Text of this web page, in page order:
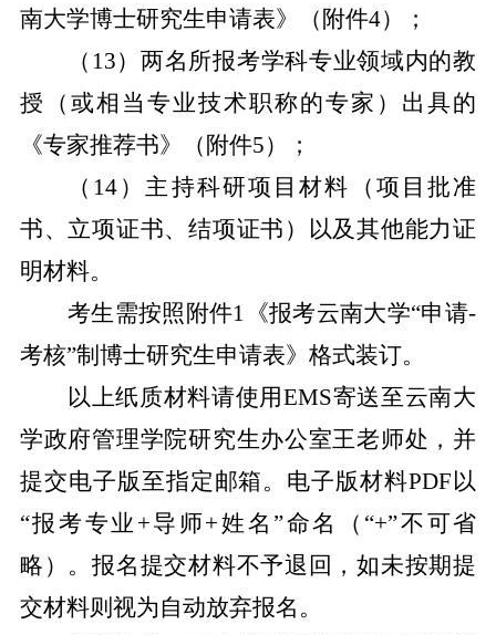
南大学博士研究生申请表》（附件4）；
（ 13）两名所报考学科专业领域内的教
授（或相当专业技术职称的专家）出具的
《专家推荐书》（附件5）；
（ 14 ）主持科研项目材料（项目批准
书、立项证书、结项证书）以及其他能力证
明材料。
考生需按照附件1 《报考云南大学“申请-
考核”制博士研究生申请表》格式装订。
以上纸质材料请使用EMS寄送至云南大
学政府管理学院研究生办公室王老师处，并
提交电子版至指定邮箱。电子版材料PDF 以
“报考专业 +导师+姓名”命名（“+”不可省
略）。报名提交材料不予退回，如未按期提
交材料则视为自动放弃报名。